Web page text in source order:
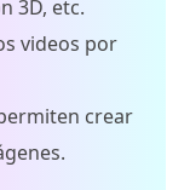
3D, etc.
videos por
crear